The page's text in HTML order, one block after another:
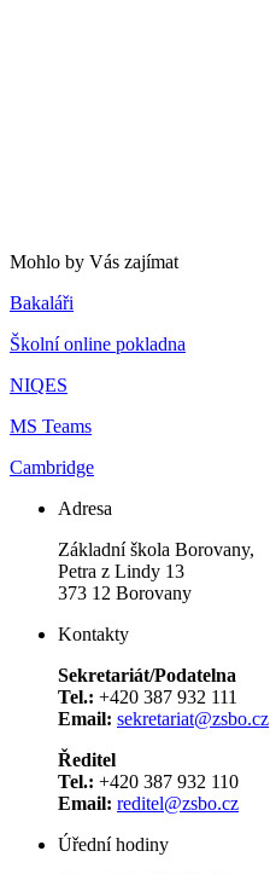
Mohlo by Vás zajímat
Bakaláři
Školní online pokladna
NIQES
MS Teams
Cambridge
Adresa
Základní škola Borovany,
Petra z Lindy 13
373 12 Borovany
Kontakty
Sekretariát/Podatelna
Tel.: +420 387 932 111
Email: sekretariat@zsbo.cz
Ředitel
Tel.: +420 387 932 110
Email: reditel@zsbo.cz
Úřední hodiny